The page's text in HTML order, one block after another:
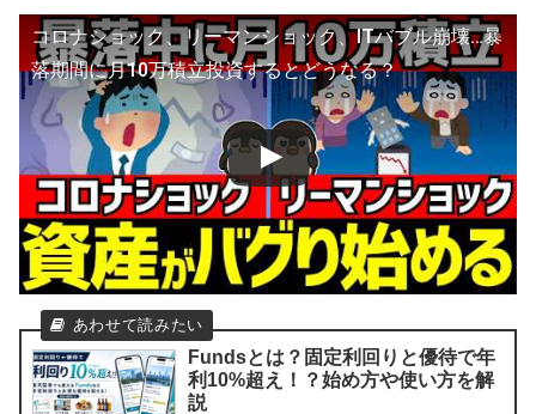
コロナショック、リーマンショック、ITバブル崩壊…暴
落期間に月10万積立投資するとどうなる？
Fundsとは？固定利回りと優待で年
利10%超え！？始め方や使い方を解
説